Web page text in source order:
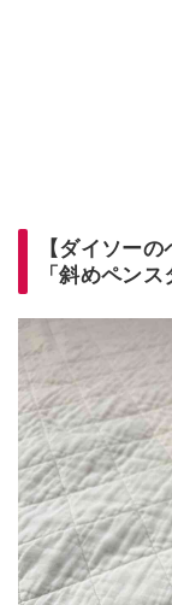
【ダイソー
「斜めペン